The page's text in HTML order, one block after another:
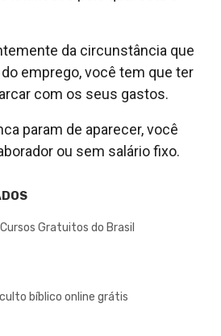
da circunstância que
emprego, você tem que ter
com os seus gastos.
param de aparecer, você
ou sem salário fixo.
Gratuitos do Brasil
bíblico online grátis